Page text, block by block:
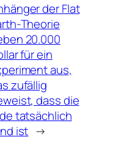
der Flat
Theorie
20.000
für ein
aus,
zufällig
dass die
tatsächlich
ist →